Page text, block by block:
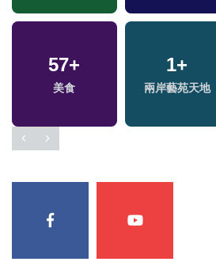
57+
美食
1+
兩岸藝苑天地